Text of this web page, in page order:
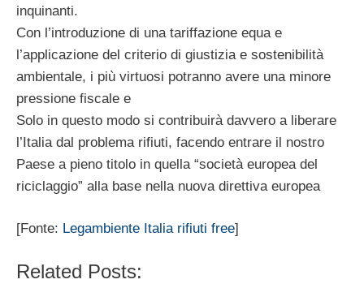
inquinanti.
Con l’introduzione di una tariffazione equa e
l’applicazione del criterio di giustizia e sostenibilità
ambientale, i più virtuosi potranno avere una minore
pressione fiscale e
Solo in questo modo si contribuirà davvero a liberare
l’Italia dal problema rifiuti, facendo entrare il nostro
Paese a pieno titolo in quella “società europea del
riciclaggio” alla base nella nuova direttiva europea
[Fonte: Legambiente Italia rifiuti free]
Related Posts: